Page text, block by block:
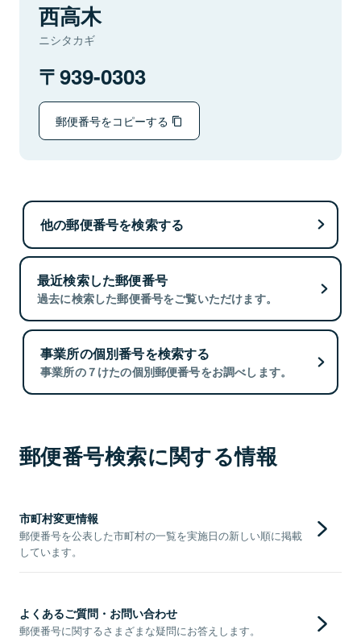
西高木
ニシタカギ
939-0303
郵便番号をコピーする
他の郵便番号を検索する
最近検索した郵便番号
過去に検索した郵便番号をご覧いただけます。
事業所の個別番号を検索する
事業所の７けたの個別郵便番号をお調べします。
郵便番号検索に関する情報
市町村変更情報
郵便番号を公表した市町村の一覧を実施日の新しい順に掲載
しています。
よくあるご質問・お問い合わせ
郵便番号に関するさまざまな疑問にお答えします。